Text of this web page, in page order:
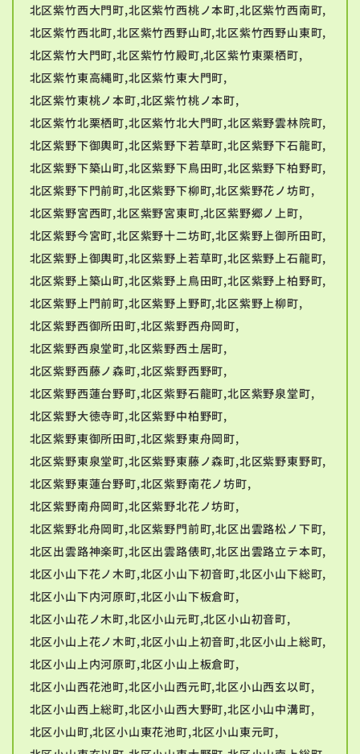
北区紫竹西大門町,北区紫竹西桃ノ本町,北区紫竹西南町,
北区紫竹西北町,北区紫竹西野山町,北区紫竹西野山東町,
北区紫竹大門町,北区紫竹竹殿町,北区紫竹東栗栖町,
北区紫竹東高縄町,北区紫竹東大門町,
北区紫竹東桃ノ本町,北区紫竹桃ノ本町,
北区紫竹北栗栖町,北区紫竹北大門町,北区紫野雲林院町,
北区紫野下御輿町,北区紫野下若草町,北区紫野下石龍町,
北区紫野下築山町,北区紫野下鳥田町,北区紫野下柏野町,
北区紫野下門前町,北区紫野下柳町,北区紫野花ノ坊町,
北区紫野宮西町,北区紫野宮東町,北区紫野郷ノ上町,
北区紫野今宮町,北区紫野十二坊町,北区紫野上御所田町,
北区紫野上御輿町,北区紫野上若草町,北区紫野上石龍町,
北区紫野上築山町,北区紫野上鳥田町,北区紫野上柏野町,
北区紫野上門前町,北区紫野上野町,北区紫野上柳町,
北区紫野西御所田町,北区紫野西舟岡町,
北区紫野西泉堂町,北区紫野西土居町,
北区紫野西藤ノ森町,北区紫野西野町,
北区紫野西蓮台野町,北区紫野石龍町,北区紫野泉堂町,
北区紫野大徳寺町,北区紫野中柏野町,
北区紫野東御所田町,北区紫野東舟岡町,
北区紫野東泉堂町,北区紫野東藤ノ森町,北区紫野東野町,
北区紫野東蓮台野町,北区紫野南花ノ坊町,
北区紫野南舟岡町,北区紫野北花ノ坊町,
北区紫野北舟岡町,北区紫野門前町,北区出雲路松ノ下町,
北区出雲路神楽町,北区出雲路俵町,北区出雲路立テ本町,
北区小山下花ノ木町,北区小山下初音町,北区小山下総町,
北区小山下内河原町,北区小山下板倉町,
北区小山花ノ木町,北区小山元町,北区小山初音町,
北区小山上花ノ木町,北区小山上初音町,北区小山上総町,
北区小山上内河原町,北区小山上板倉町,
北区小山西花池町,北区小山西元町,北区小山西玄以町,
北区小山西上総町,北区小山西大野町,北区小山中溝町,
北区小山町,北区小山東花池町,北区小山東元町,